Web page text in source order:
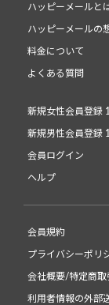
ハッピーメールと
ハッピーメールの
料金について
よくある質問
新規女性会員登録
新規男性会員登録
会員ログイン
ヘルプ
会員規約
プライバシーポリ
会社概要/特定商
利用者情報の外部